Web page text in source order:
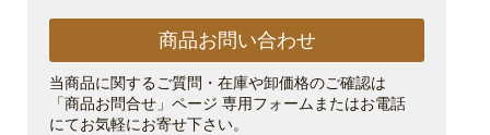
商品お問い合わせ
当商品に関するご質問・在庫や卸価格のご確認は
「商品お問合せ」ページ 専用フォームまたはお電話
にてお気軽にお寄せ下さい。